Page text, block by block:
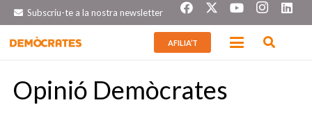
Subscriu-te a la nostra newsletter
AFILIA’T
Opinió Demòcrates